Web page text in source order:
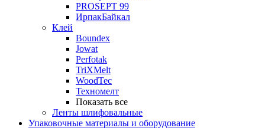
PROSEPT 99
ИрпакБайкал
Клей
Boundex
Jowat
Perfotak
TriXMelt
WoodTec
Техномелт
Показать все
Ленты шлифовальные
Упаковочные материалы и оборудование